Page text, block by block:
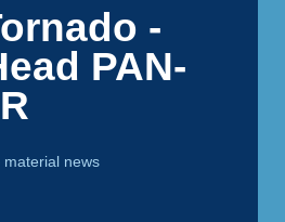
-
PAN-
material news